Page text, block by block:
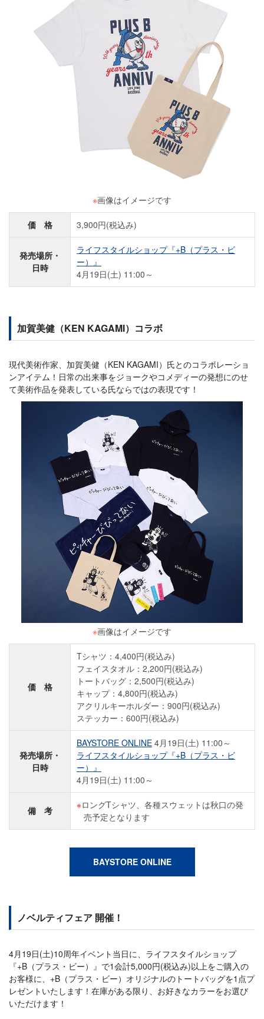
※画像はイメージです
価 格 3,900円(税込み)
発売場所・
日時
ライフスタイルショップ『+B（プラス・ビ
ー）』
4月19日(土) 11:00～
加賀美健（KEN KAGAMI）コラボ
現代美術作家、加賀美健（KEN KAGAMI）氏とのコラボレーショ
ンアイテム！日常の出来事をジョークやコメディーの発想にのせ
て美術作品を発表している氏ならではの表現です！
※画像はイメージです
価 格
Tシャツ：4,400円(税込み)
フェイスタオル：2,200円(税込み)
トートバッグ：2,500円(税込み)
キャップ：4,800円(税込み)
アクリルキーホルダー：900円(税込み)
ステッカー：600円(税込み)
発売場所・
日時
BAYSTORE ONLINE 4月19日(土) 11:00～
ライフスタイルショップ『+B（プラス・ビ
ー）』
4月19日(土) 11:00～
備 考
ロングTシャツ、各種スウェットは秋口の発
売予定となります
BAYSTORE ONLINE
ノベルティフェア 開催！
4月19日(土)10周年イベント当日に、ライフスタイルショップ
『+B（プラス・ビー）』で1会計5,000円(税込み)以上をご購入の
お客様に、+B（プラス・ビー）オリジナルのトートバッグを1点プ
レゼントいたします！在庫がある限り、お好きなカラーをお選び
いただけます！